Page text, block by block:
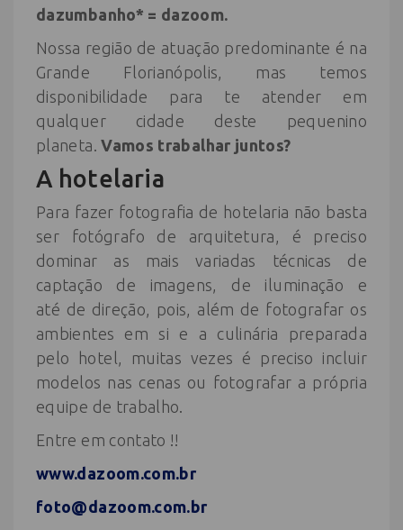
dazumbanho* = dazoom.
​Nossa região de atuação predominante é na
Grande Florianópolis, mas temos
disponibilidade para te atender em
qualquer cidade deste pequenino
planeta.Vamos trabalhar juntos?
A hotelaria
Para fazer fotografia de hotelaria não basta
ser fotógrafo de arquitetura, é preciso
dominar as mais variadas técnicas de
captação de imagens, de iluminação e
até de direção, pois, além de fotografar os
ambientes em si e a culinária preparada
pelo hotel, muitas vezes é preciso incluir
modelos nas cenas ou fotografar a própria
equipe de trabalho.
Entre em contato !!
www.dazoom.com.br
foto@dazoom.com.br